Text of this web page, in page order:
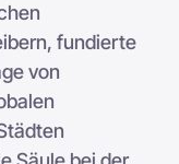
fundierte
von